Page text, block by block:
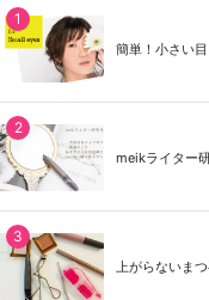
簡単！小さい
meikライター
上がらないま